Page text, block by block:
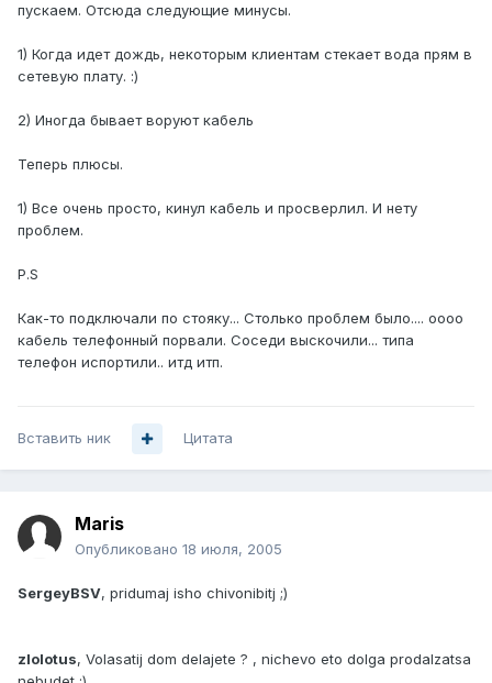
пускаем. Отсюда следующие минусы.
1) Когда идет дождь, некоторым клиентам стекает вода прям в
сетевую плату. :)
2) Иногда бывает воруют кабель
Теперь плюсы.
1) Все очень просто, кинул кабель и просверлил. И нету
проблем.
P.S
Как-то подключали по стояку... Столько проблем было.... оооо
кабель телефонный порвали. Соседи выскочили... типа
телефон испортили.. итд итп.
Вставить ник Цитата
Maris
Опубликовано 18 июля, 2005
SergeyBSV, pridumaj isho chivonibitj ;)
zlolotus, Volasatij dom delajete ? , nichevo eto dolga prodalzatsa